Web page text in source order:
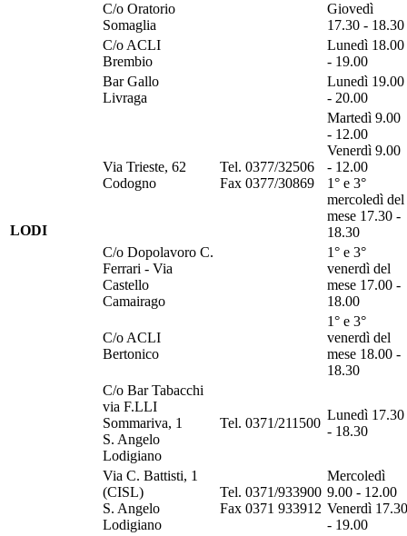
LODI
C/o Oratorio
Somaglia
Giovedì
17.30 - 18.30
C/o ACLI
Brembio
Lunedì 18.00
- 19.00
Bar Gallo
Livraga
Lunedì 19.00
- 20.00
Via Trieste, 62
Codogno
Tel. 0377/32506
Fax 0377/30869
Martedì 9.00
- 12.00
Venerdì 9.00
- 12.00
1° e 3°
mercoledì del
mese 17.30 -
18.30
C/o Dopolavoro C.
Ferrari - Via
Castello
Camairago
1° e 3°
venerdì del
mese 17.00 -
18.00
C/o ACLI
Bertonico
1° e 3°
venerdì del
mese 18.00 -
18.30
C/o Bar Tabacchi
via F.LLI
Sommariva, 1
S. Angelo
Lodigiano
Tel. 0371/211500
Lunedì 17.30
- 18.30
Via C. Battisti, 1
(CISL)
S. Angelo
Lodigiano
Tel. 0371/933900
Fax 0371 933912
Mercoledì
9.00 - 12.00
Venerdì 17.30
- 19.00